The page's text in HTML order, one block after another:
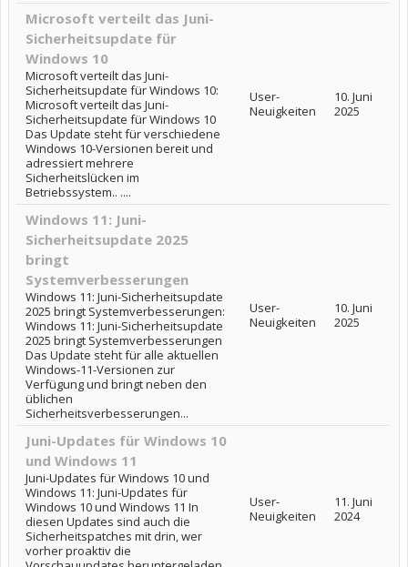
Microsoft verteilt das Juni-
Sicherheitsupdate für
Windows 10
Microsoft verteilt das Juni-
Sicherheitsupdate für Windows 10:
Microsoft verteilt das Juni-
Sicherheitsupdate für Windows 10
Das Update steht für verschiedene
Windows 10-Versionen bereit und
adressiert mehrere
Sicherheitslücken im
Betriebssystem.. ....
User-
Neuigkeiten
10. Juni
2025
Windows 11: Juni-
Sicherheitsupdate 2025
bringt
Systemverbesserungen
Windows 11: Juni-Sicherheitsupdate
2025 bringt Systemverbesserungen:
Windows 11: Juni-Sicherheitsupdate
2025 bringt Systemverbesserungen
Das Update steht für alle aktuellen
Windows-11-Versionen zur
Verfügung und bringt neben den
üblichen
Sicherheitsverbesserungen...
User-
Neuigkeiten
10. Juni
2025
Juni-Updates für Windows 10
und Windows 11
Juni-Updates für Windows 10 und
Windows 11: Juni-Updates für
Windows 10 und Windows 11 In
diesen Updates sind auch die
Sicherheitspatches mit drin, wer
vorher proaktiv die
User-
Neuigkeiten
11. Juni
2024